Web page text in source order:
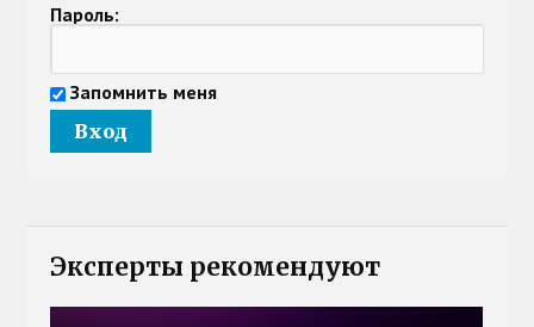
Пароль:
Запомнить меня
Эксперты рекомендуют